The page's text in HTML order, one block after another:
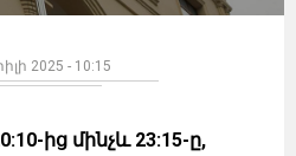
2025 - 10:15
ից մինչև 23:15-ը,